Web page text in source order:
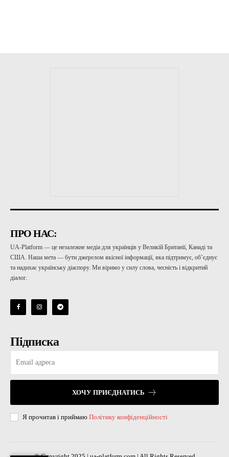
ПРО НАС:
UA-Platform — це незалежне медіа для українців у Великій Британії, Канаді та
США. Наша мета — бути джерелом якісної інформації, яка підтримує, об’єднує
та надихає українську діаспору. Ми віримо у силу слова, чесність і відкритий
діалог.
Підписка
ХОЧУ ПРИЄДНАТИСЬ
Я прочитав і приймаю Політику конфіденційності